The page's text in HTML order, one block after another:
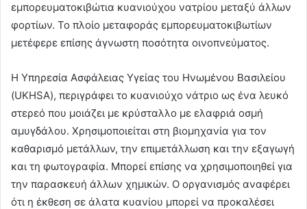
εμπορευματοκιβώτια κυανιούχου νατρίου μεταξύ άλλων
φορτίων. Το πλοίο μεταφοράς εμπορευματοκιβωτίων
μετέφερε επίσης άγνωστη ποσότητα οινοπνεύματος.
Η Υπηρεσία Ασφάλειας Υγείας του Ηνωμένου Βασιλείου
(UKHSA), περιγράφει το κυανιούχο νάτριο ως ένα λευκό
στερεό που μοιάζει με κρύσταλλο με ελαφριά οσμή
αμυγδάλου. Χρησιμοποιείται στη βιομηχανία για τον
καθαρισμό μετάλλων, την επιμετάλλωση και την εξαγωγή
και τη φωτογραφία. Μπορεί επίσης να χρησιμοποιηθεί για
την παρασκευή άλλων χημικών. Ο οργανισμός αναφέρει
ότι η έκθεση σε άλατα κυανίου μπορεί να προκαλέσει